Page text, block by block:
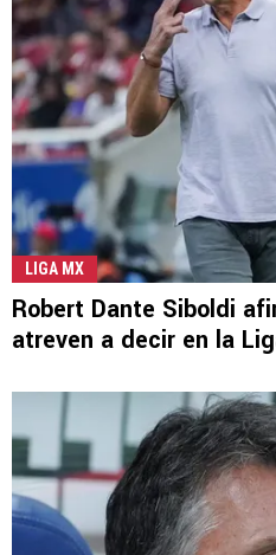
LIGA MX
Robert Dante Siboldi
atreven a decir en la